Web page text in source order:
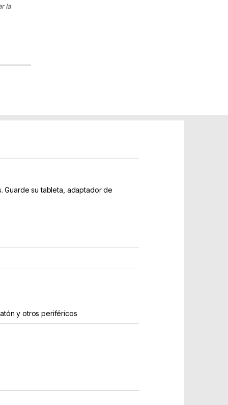
la
Guarde su tableta, adaptador de
y otros periféricos